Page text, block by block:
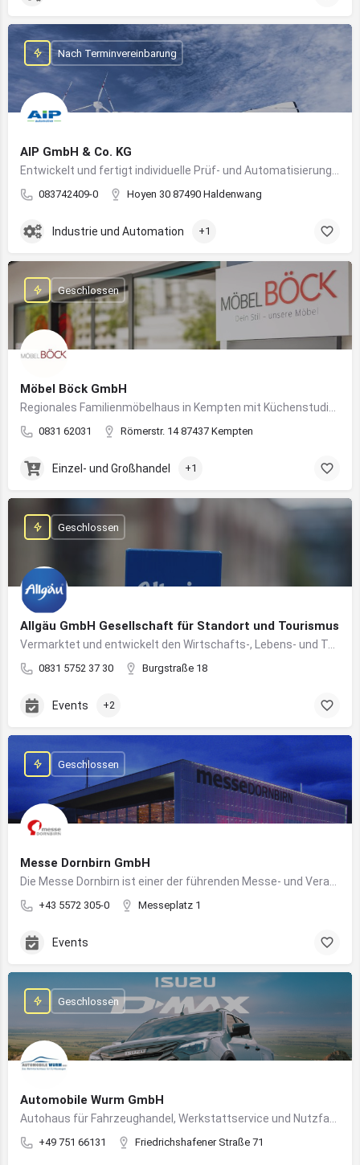
AIP GmbH & Co. KG
083742409-0 Hoyen 30 87490 Haldenwang
Nach Terminvereinbarung
Industrie und Automation +1
Möbel Böck GmbH
0831 62031 Römerstr. 14 87437 Kempten
Geschlossen
Einzel- und Großhandel +1
Allgäu GmbH Gesellschaft für Standort und Tourismus
0831 5752 37 30 Burgstraße 18
Geschlossen
Events +2
Messe Dornbirn GmbH
+43 5572 305-0 Messeplatz 1
Geschlossen
Events
Automobile Wurm GmbH
+49 751 66131 Friedrichshafener Straße 71
Geschlossen